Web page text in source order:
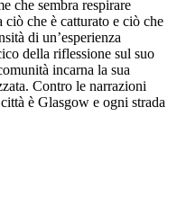
che sembra respirare
che è catturato e ciò che
di un’esperienza
della riflessione sul suo
incarna la sua
Contro le narrazioni
è Glasgow e ogni strada